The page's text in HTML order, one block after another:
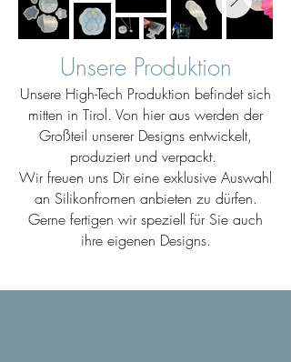
Unsere Produktion
Unsere High-Tech Produktion befindet sich
mitten in Tirol. Von hier aus werden der
Großteil unserer Designs entwickelt,
produziert und verpackt.
Wir freuen uns Dir eine exklusive Auswahl
an Silikonfromen anbieten zu dürfen.
Gerne fertigen wir speziell für Sie auch
ihre eigenen Designs.